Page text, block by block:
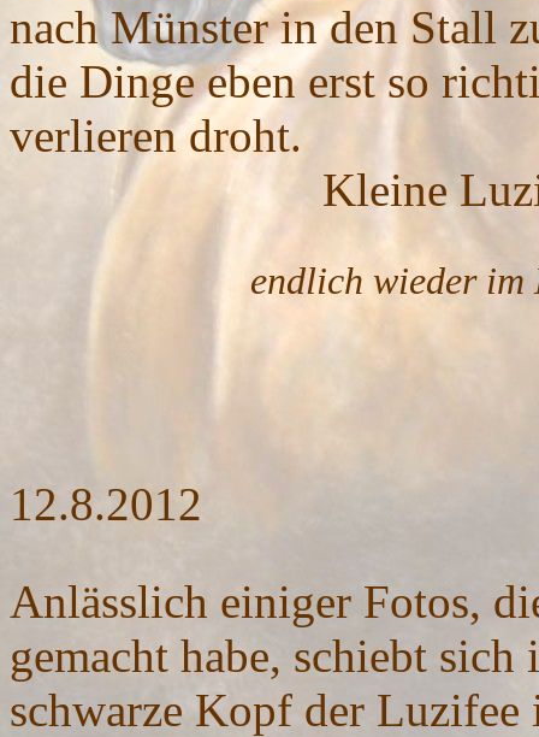
nach Münster in den Stall
die Dinge eben erst so
verlieren droht.
Kleine Luzifee -
endlich wieder im
12.8.2012
Anlässlich einiger Fotos,
gemacht habe, schiebt
schwarze Kopf der